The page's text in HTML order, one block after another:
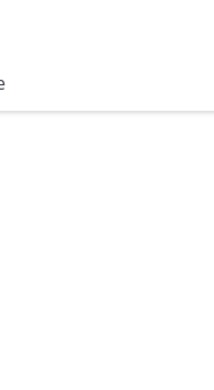
fins de statistiques